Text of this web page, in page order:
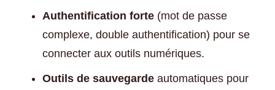
Authentification forte (mot de passe
complexe, double authentification) pour se
connecter aux outils numériques.
Outils de sauvegarde automatiques pour